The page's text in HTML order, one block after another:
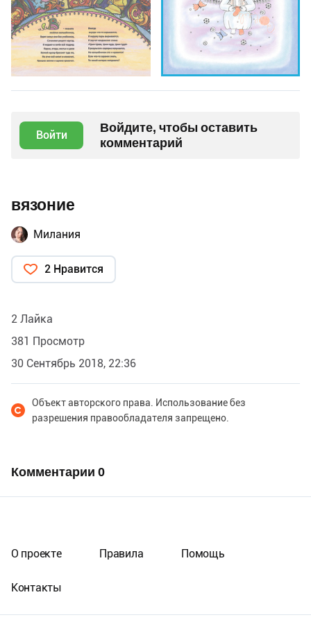
Войти
Войдите, чтобы оставить
комментарий
вязоние
Милания
2 Нравится
2 Лайка
381 Просмотр
30 Сентябрь 2018, 22:36
Объект авторского права. Использование без
разрешения правообладателя запрещено.
Комментарии 0
О проекте Правила Помощь
Контакты